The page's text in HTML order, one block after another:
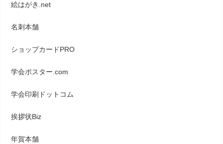
絵はがき.net
名刺本舗
ショップカードPRO
学会ポスター.com
学会印刷ドットコム
挨拶状Biz
年賀本舗